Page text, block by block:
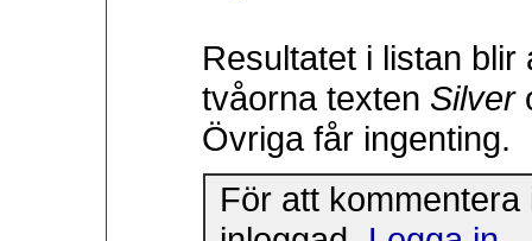
Resultatet i listan
tvåorna texten Silver
Övriga får ingenting.
För att